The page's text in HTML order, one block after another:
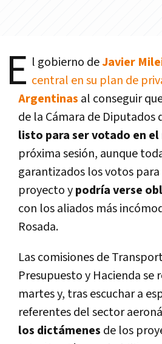
E l gobierno deJavier
central en su plan de
Argentinas al conseguir
de la Cámara de Diputados
listo para ser votado en
próxima sesión, aunque
garantizados los votos
proyecto ypodría verse
con los aliados más
Rosada.
Las comisiones de
Presupuesto y Hacienda se
martes y, tras escuchar a
referentes del sector
los dictámenes de los